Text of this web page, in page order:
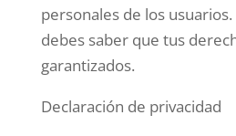
personales de los
debes saber que tus
garantizados.
Declaración de privacidad